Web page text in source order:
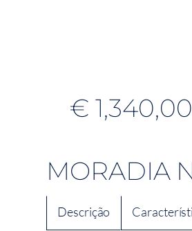
€
MORADIA
Descrição